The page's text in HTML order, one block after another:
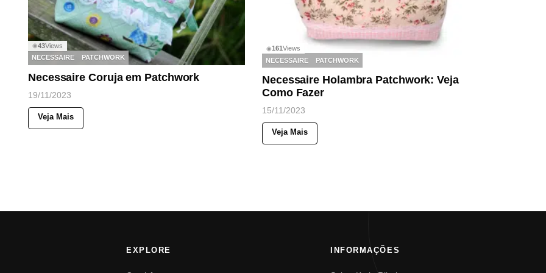
◉43Views
NECESSAIRE
PATCHWORK
Necessaire Coruja em Patchwork
19/11/2023
Veja Mais
◉161Views
NECESSAIRE
PATCHWORK
Necessaire Holambra Patchwork: Veja
Como Fazer
15/11/2023
Veja Mais
EXPLORE INFORMAÇÕES